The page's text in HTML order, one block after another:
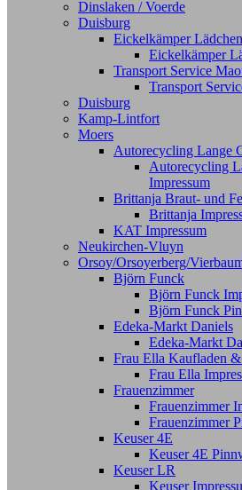
Dinslaken / Voerde
Duisburg
Eickelkämper Lädchen
Eickelkämper
Transport Service
Transport
Duisburg
Kamp-Lintfort
Moers
Autorecycling Lange
Autorecycling
Impressum
Brittanja Braut- und
Brittanja
KAT Impressum
Neukirchen-Vluyn
Orsoy/Orsoyerberg/
Björn Funck
Björn Funck
Björn Funck
Edeka-Markt Daniels
Edeka-Markt
Frau Ella Kaufladen
Frau Ella
Frauenzimmer
Frauenzimmer
Frauenzimmer
Keuser 4E
Keuser 4E
Keuser LR
Keuser